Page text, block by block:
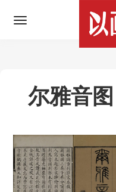
尔雅音